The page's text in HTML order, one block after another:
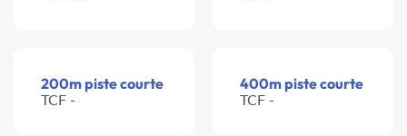
200m piste courte
TCF -
400m piste courte
TCF -